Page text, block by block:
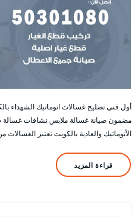
أول فني تصليح غسالات اتوماتيك الشهداء
مضمون صيانة غسالة ملابس نشافات
الأتوماتيك والعادية بالكويت تعتبر الغسالات
قراءة المزيد